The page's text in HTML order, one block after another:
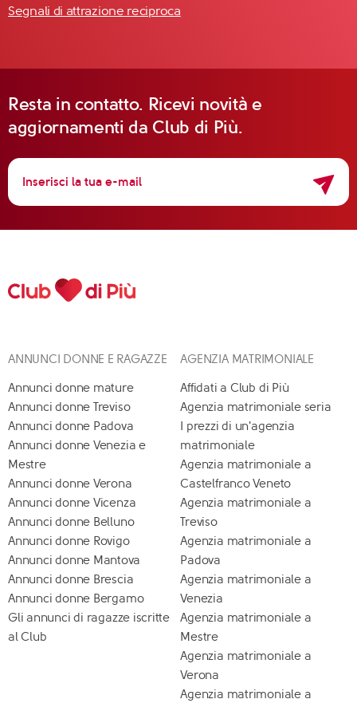
Segnali di attrazione reciproca
Resta in contatto. Ricevi novità e
aggiornamenti da Club di Più.
ANNUNCI DONNE E RAGAZZE
Annunci donne mature
Annunci donne Treviso
Annunci donne Padova
Annunci donne Venezia e
Mestre
Annunci donne Verona
Annunci donne Vicenza
Annunci donne Belluno
Annunci donne Rovigo
Annunci donne Mantova
Annunci donne Brescia
Annunci donne Bergamo
Gli annunci di ragazze iscritte
al Club
AGENZIA MATRIMONIALE
Affidati a Club di Più
Agenzia matrimoniale seria
I prezzi di un'agenzia
matrimoniale
Agenzia matrimoniale a
Castelfranco Veneto
Agenzia matrimoniale a
Treviso
Agenzia matrimoniale a
Padova
Agenzia matrimoniale a
Venezia
Agenzia matrimoniale a
Mestre
Agenzia matrimoniale a
Verona
Agenzia matrimoniale a